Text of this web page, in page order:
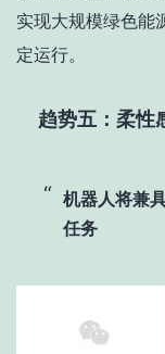
实现大规模绿色能
定运行。
趋势五：柔性
机器人将兼
任务